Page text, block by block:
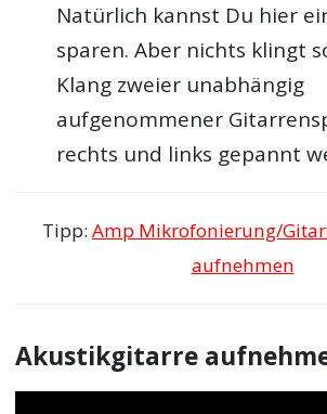
Natürlich kannst Du hier
sparen. Aber nichts klingt
Klang zweier unabhängig
aufgenommener
rechts und links gepannt
Tipp: Amp Mikrofonierung/
aufnehmen
Akustikgitarre